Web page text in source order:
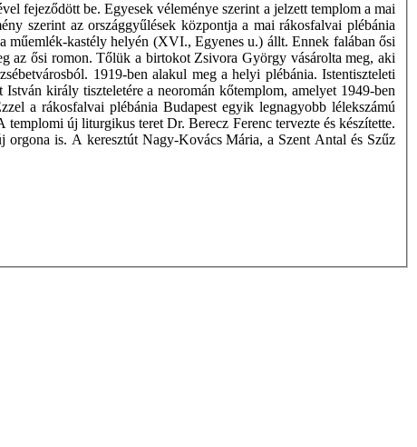
fejeződött be. Egyesek véleménye szerint a jelzett templom a mai
szerint az országgyűlések központja a mai rákosfalvai plébánia
műemlék-kastély helyén (XVI., Egyenes u.) állt. Ennek falában ősi
az ősi romon. Tőlük a birtokot Zsivora György vásárolta meg, aki
1919-ben alakul meg a helyi plébánia. Istentiszteleti
király tiszteletére a neoromán kőtemplom, amelyet 1949-ben
a rákosfalvai plébánia Budapest egyik legnagyobb lélekszámú
új liturgikus teret Dr. Berecz Ferenc tervezte és készítette.
is. A keresztút Nagy-Kovács Mária, a Szent Antal és Szűz